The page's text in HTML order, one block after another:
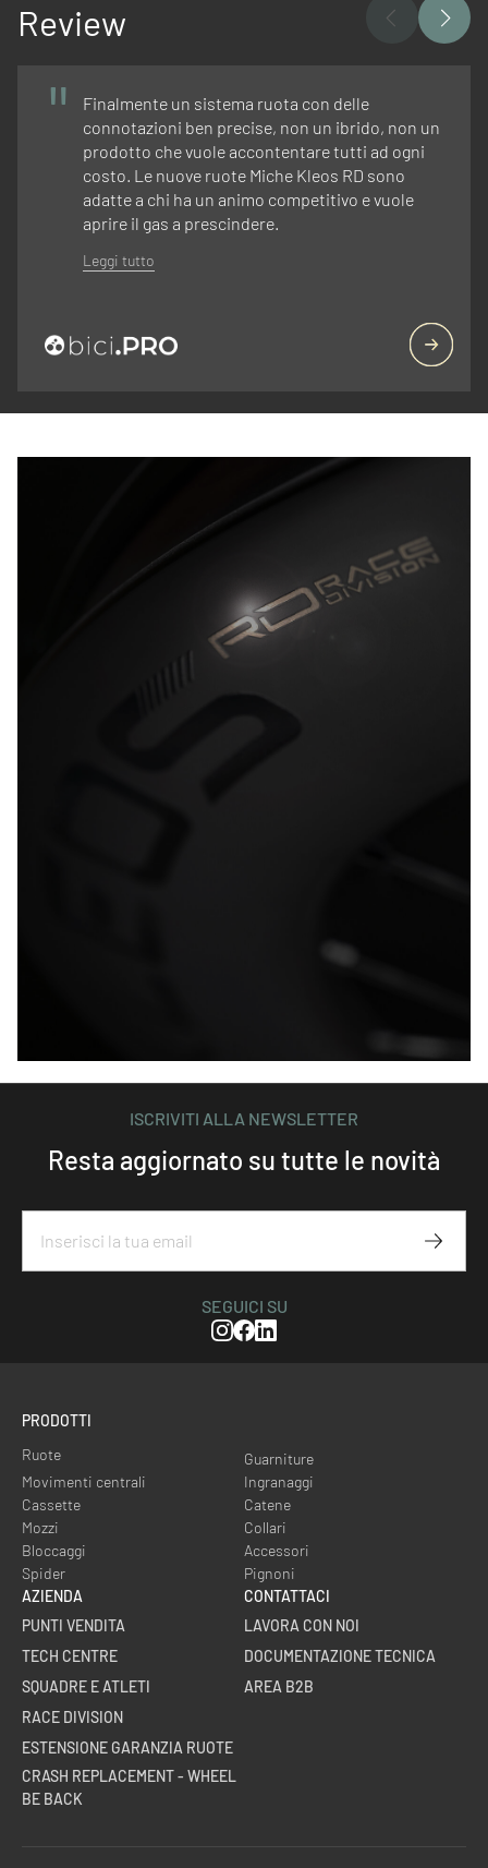
Review
Finalmente un sistema ruota con delle
connotazioni ben precise, non un ibrido, non un
prodotto che vuole accontentare tutti ad ogni
costo. Le nuove ruote Miche Kleos RD sono
adatte a chi ha un animo competitivo e vuole
aprire il gas a prescindere.
Leggi tutto
ISCRIVITI ALLA NEWSLETTER
Resta aggiornato su tutte le novità
Iscriviti
SEGUICI SU
Instagram
Facebook
Linkedin
PRODOTTI
Ruote
Guarniture
Movimenti centrali
Ingranaggi
Cassette
Catene
Mozzi
Collari
Bloccaggi
Accessori
Spider
Pignoni
AZIENDA
PUNTI VENDITA
TECH CENTRE
SQUADRE E ATLETI
RACE DIVISION
ESTENSIONE GARANZIA RUOTE
CRASH REPLACEMENT - WHEEL
BE BACK
CONTATTACI
LAVORA CON NOI
DOCUMENTAZIONE TECNICA
AREA B2B